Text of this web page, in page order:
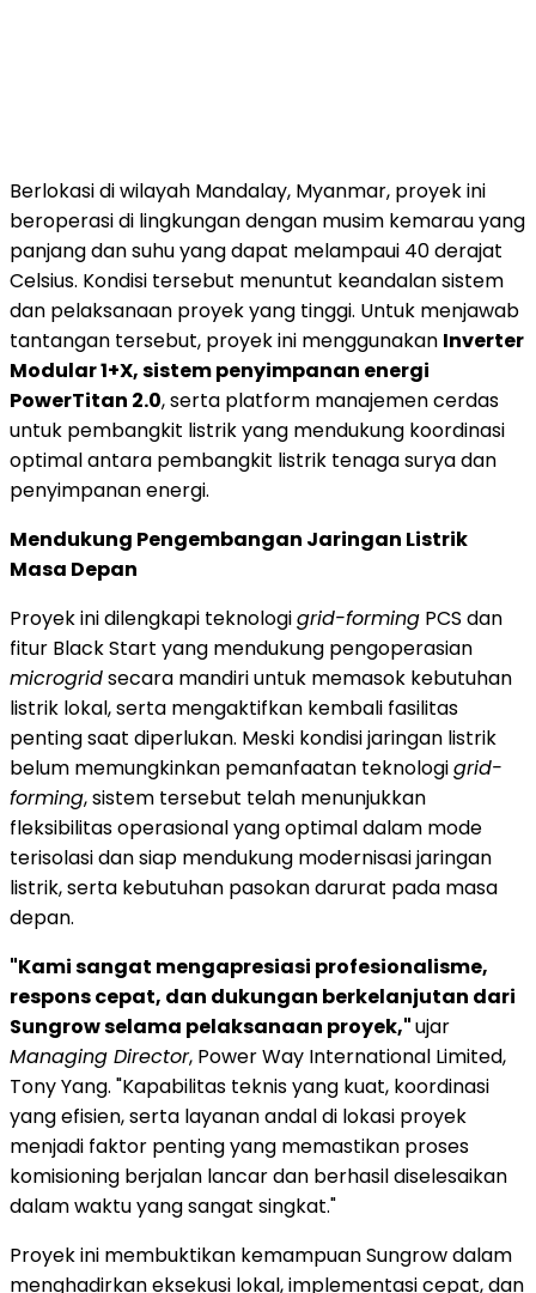
Berlokasi di wilayah Mandalay, Myanmar, proyek ini
beroperasi di lingkungan dengan musim kemarau yang
panjang dan suhu yang dapat melampaui 40 derajat
Celsius. Kondisi tersebut menuntut keandalan sistem
dan pelaksanaan proyek yang tinggi. Untuk menjawab
tantangan tersebut, proyek ini menggunakan Inverter
Modular 1+X, sistem penyimpanan energi
PowerTitan 2.0, serta platform manajemen cerdas
untuk pembangkit listrik yang mendukung koordinasi
optimal antara pembangkit listrik tenaga surya dan
penyimpanan energi.
Mendukung Pengembangan Jaringan Listrik
Masa Depan
Proyek ini dilengkapi teknologigrid-forming PCS dan
fitur Black Start yang mendukung pengoperasian
microgridsecara mandiri untuk memasok kebutuhan
listrik lokal, serta mengaktifkan kembali fasilitas
penting saat diperlukan. Meski kondisi jaringan listrik
belum memungkinkan pemanfaatan teknologigrid-
forming, sistem tersebut telah menunjukkan
fleksibilitas operasional yang optimal dalam mode
terisolasi dan siap mendukung modernisasi jaringan
listrik, serta kebutuhan pasokan darurat pada masa
depan.
"Kami sangat mengapresiasi profesionalisme,
respons cepat, dan dukungan berkelanjutan dari
Sungrow selama pelaksanaan proyek,"ujar
Managing Director, Power Way International Limited,
Tony Yang. "Kapabilitas teknis yang kuat, koordinasi
yang efisien, serta layanan andal di lokasi proyek
menjadi faktor penting yang memastikan proses
komisioning berjalan lancar dan berhasil diselesaikan
dalam waktu yang sangat singkat."
Proyek ini membuktikan kemampuan Sungrow dalam
menghadirkan eksekusi lokal, implementasi cepat, dan